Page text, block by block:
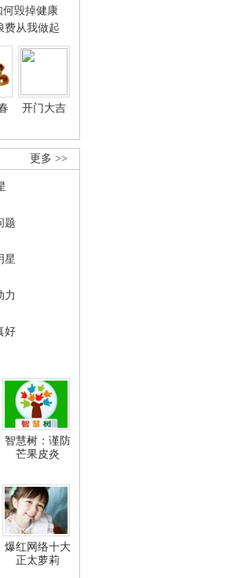
何毁掉健康
费从我做起
开门大吉
更多 >>
题
星
力
好
智慧树：谨防
芒果皮炎
爆红网络十大
正太萝莉